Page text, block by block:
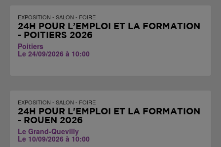
EXPOSITION - SALON - FOIRE
24H POUR L’EMPLOI ET LA FORMATION
- POITIERS 2026
Poitiers
Le 24/09/2026 à 10:00
EXPOSITION - SALON - FOIRE
24H POUR L'EMPLOI ET LA FORMATION
- ROUEN 2026
Le Grand-Quevilly
Le 10/09/2026 à 10:00